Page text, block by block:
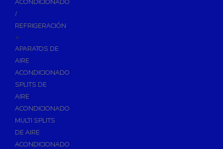
Asientos y Tapas de WC
Lavabos
Urinarios
Bidés
Vertederos Baño
Sanitarios Suspendidos
Placas de Accionamiento para Cisternas
ACONDICIONADO
/
REFRIGERACIÓN
+
APARATOS DE
AIRE
ACONDICIONADO
SPLITS DE
AIRE
ACONDICIONADO
MULTI SPLITS
DE AIRE
ACONDICIONADO